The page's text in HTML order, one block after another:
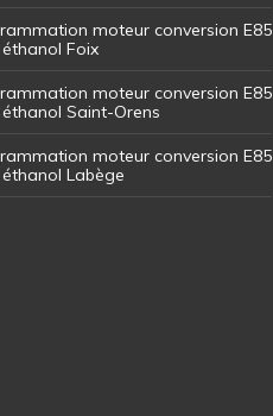
moteur conversion E85
Foix
moteur conversion E85
Saint-Orens
moteur conversion E85
Labège